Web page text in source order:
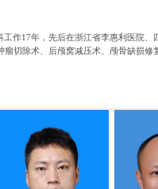
作17年，先后在浙江省李惠利医院
切除术、后颅窝减压术、颅骨缺损修